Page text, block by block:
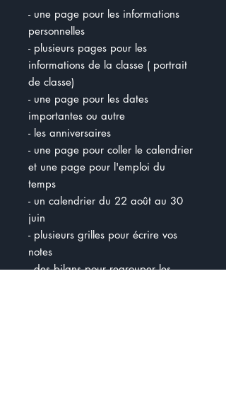
- une page pour les informations
personnelles
- plusieurs pages pour les
informations de la classe ( portrait
de classe)
- une page pour les dates
importantes ou autre
- les anniversaires
- une page pour coller le calendrier
et une page pour l'emploi du
temps
- un calendrier du 22 août au 30
juin
- plusieurs grilles pour écrire vos
notes
- des bilans pour regrouper les